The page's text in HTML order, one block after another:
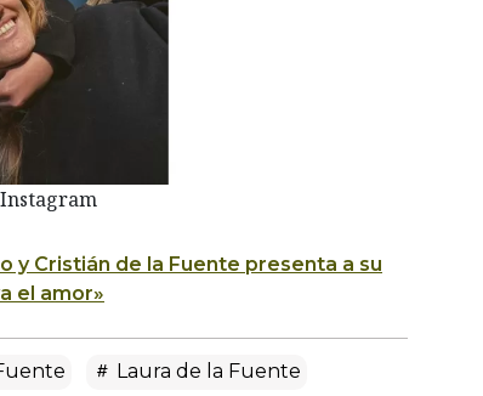
y Cristián de la Fuente presenta a su
el amor»
Laura de la Fuente